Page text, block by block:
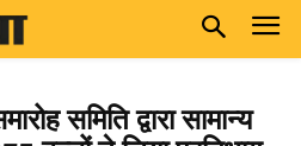
समिति द्वारा सामान्य